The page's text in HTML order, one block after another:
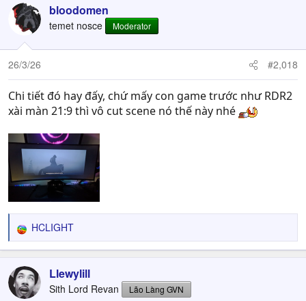
c
t
o
n
s
bloodomen
temet nosce Moderator
26/3/26 #2,018
Chi tiết đó hay đấy, chứ mấy con game trước như RDR2
xài màn 21:9 thì vô cut scene nó thế này nhé
R
e
c
t
i
HCLIGHT
Llewylill
Sith Lord Revan Lão Làng GVN